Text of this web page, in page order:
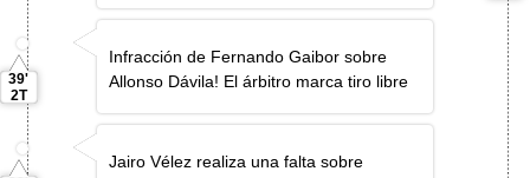
39'
2T
Infracción de Fernando Gaibor sobre
Allonso Dávila! El árbitro marca tiro libre
Jairo Vélez realiza una falta sobre